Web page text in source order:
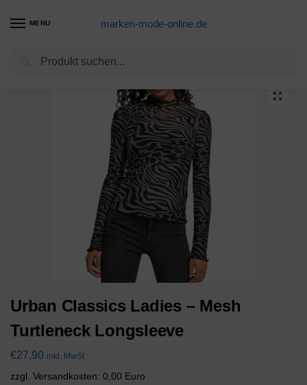
MENU marken-mode-online.de
FRAUEN / Shirts / Longsleeves
Urban Classics Ladies – Mesh
Turtleneck Longsleeve
€27,90 inkl. MwSt.
zzgl. Versandkosten: 0,00 Euro